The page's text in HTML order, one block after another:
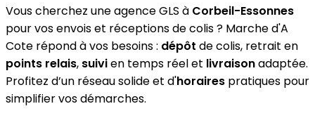
Vous cherchez une agence GLS à Corbeil-Essonnes
pour vos envois et réceptions de colis ? Marche d'A
Cote répond à vos besoins : dépôt de colis, retrait en
points relais, suivien temps réel et livraisonadaptée.
Profitez d’un réseau solide et d'horaires pratiques pour
simplifier vos démarches.